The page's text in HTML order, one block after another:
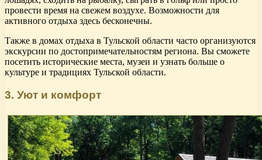
провести время на свежем воздухе. Возможности для
активного отдыха здесь бесконечны.
Также в домах отдыха в Тульской области часто организуются
экскурсии по достопримечательностям региона. Вы сможете
посетить исторические места, музеи и узнать больше о
культуре и традициях Тульской области.
3. Уют и комфорт